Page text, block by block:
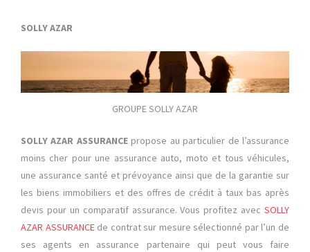
SOLLY AZAR
GROUPE SOLLY AZAR
SOLLY AZAR ASSURANCEpropose au particulier de l’assurance
moins cher pour une assurance auto, moto et tous véhicules,
une assurance santé et prévoyance ainsi que de la garantie sur
les biens immobiliers et des offres de crédit à taux bas après
devis pour un comparatif assurance. Vous profitez avec SOLLY
AZAR ASSURANCEde contrat sur mesure sélectionné par l’un de
ses agents en assurance partenaire qui peut vous faire